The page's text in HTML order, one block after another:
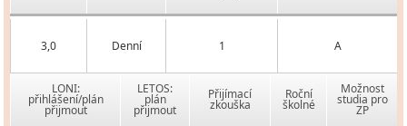
3,0 Denní 1 A
LONI:
přihlášení/plán
přijmout
LETOS:
plán
přijmout
Přijímací
zkouška
Roční
školné
Možnost
studia pro
ZP